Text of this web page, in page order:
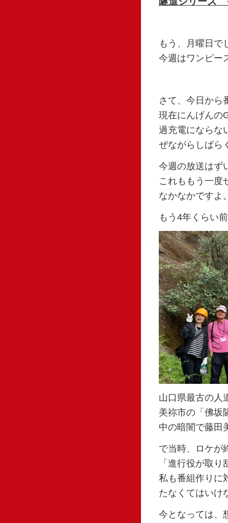
もう、月曜日で
今週はワンピー
さて、今日から
現在にんげんの
過充電にならな
ぜながらしばら
今週の放送はず
これももう一度
なかなかですよ
もう4年くらい
山口県最古の人
美祢市の「佛坂
中の暗闇で藤田
で当時、ロケが
「進行役が取
私も番組作りに
たなくてはいけ
今となっては、